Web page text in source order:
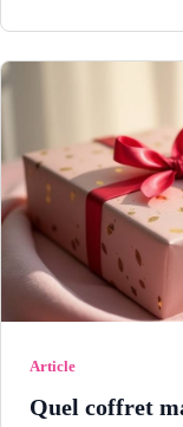
Article
Quel coffret